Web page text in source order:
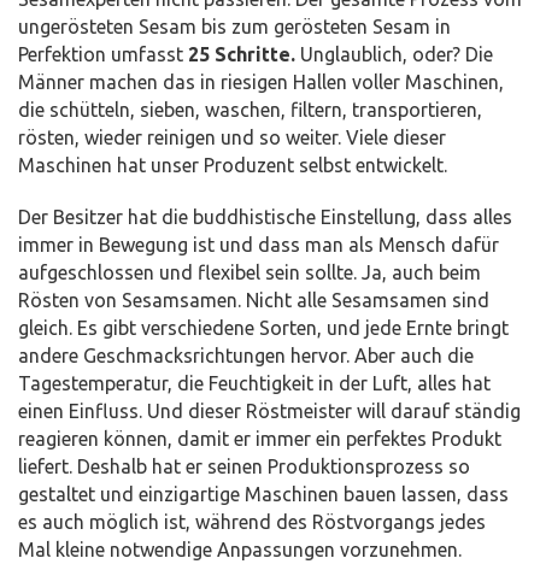
ungerösteten Sesam bis zum gerösteten Sesam in
Perfektion umfasst 25 Schritte. Unglaublich, oder? Die
Männer machen das in riesigen Hallen voller Maschinen,
die schütteln, sieben, waschen, filtern, transportieren,
rösten, wieder reinigen und so weiter. Viele dieser
Maschinen hat unser Produzent selbst entwickelt.
Der Besitzer hat die buddhistische Einstellung, dass alles
immer in Bewegung ist und dass man als Mensch dafür
aufgeschlossen und flexibel sein sollte. Ja, auch beim
Rösten von Sesamsamen. Nicht alle Sesamsamen sind
gleich. Es gibt verschiedene Sorten, und jede Ernte bringt
andere Geschmacksrichtungen hervor. Aber auch die
Tagestemperatur, die Feuchtigkeit in der Luft, alles hat
einen Einfluss. Und dieser Röstmeister will darauf ständig
reagieren können, damit er immer ein perfektes Produkt
liefert. Deshalb hat er seinen Produktionsprozess so
gestaltet und einzigartige Maschinen bauen lassen, dass
es auch möglich ist, während des Röstvorgangs jedes
Mal kleine notwendige Anpassungen vorzunehmen.